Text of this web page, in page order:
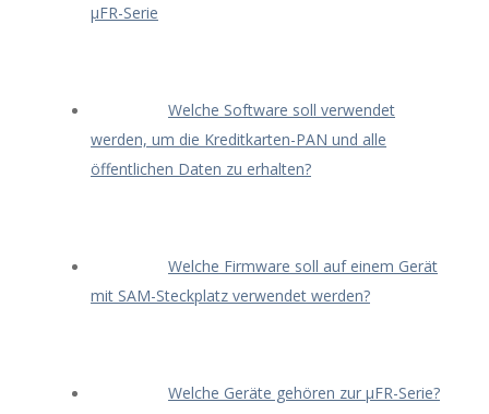
μFR-Serie
Welche Software soll verwendet
werden, um die Kreditkarten-PAN und alle
öffentlichen Daten zu erhalten?
Welche Firmware soll auf einem Gerät
mit SAM-Steckplatz verwendet werden?
Welche Geräte gehören zur μFR-Serie?